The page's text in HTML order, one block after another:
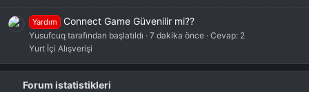
Yardım Connect Game Güvenilir mi??
Yusufcuq tarafından başlatıldı 7 dakika önce Cevap: 2
Yurt İçi Alışverişi
Forum istatistikleri